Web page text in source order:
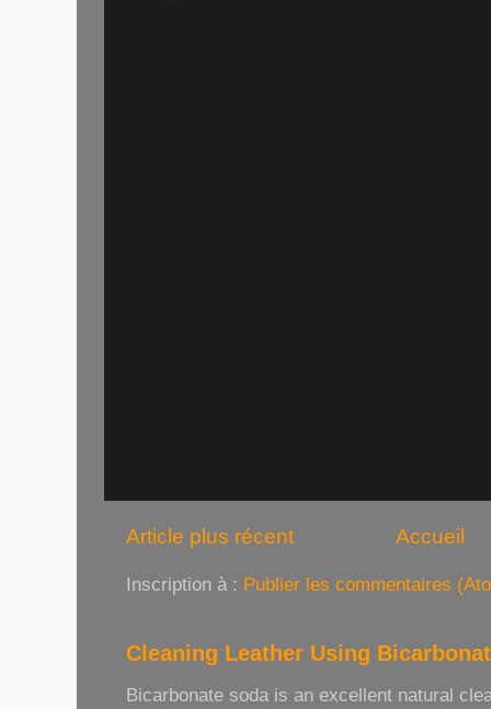
Article plus récent Accueil
Inscription à : Publier les commentaires
Cleaning Leather Using
Bicarbonate soda is an excellent natural